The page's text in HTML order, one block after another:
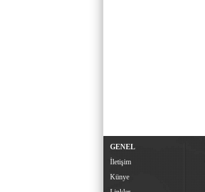
GENEL
İletişim
Künye